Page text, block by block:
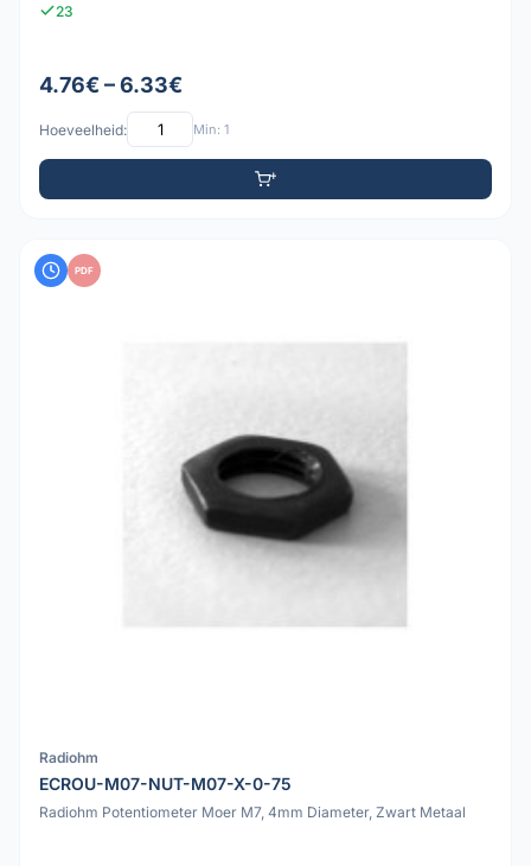
23
4.76€ – 6.33€
Hoeveelheid: Min: 1
PDF
Radiohm
ECROU-M07-NUT-M07-X-0-75
Radiohm Potentiometer Moer M7, 4mm Diameter, Zwart Metaal